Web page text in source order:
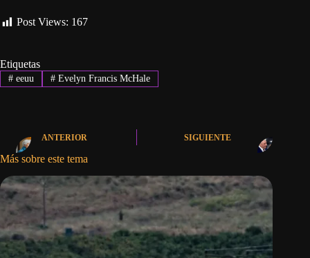
Post Views: 167
Etiquetas
#eeuu #Evelyn Francis McHale
ANTERIOR SIGUIENTE
Más sobre este tema